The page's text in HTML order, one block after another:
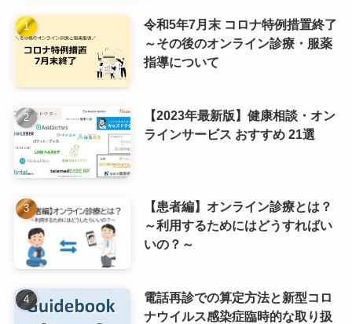
令和5年7月末 コロナ特例措置終了
～その後のオンライン診療・服薬
指導について
【2023年最新版】健康相談・オン
ラインサービス おすすめ 21選
【患者編】オンライン診療とは？
～利用するためにはどうすればい
いの？～
電話再診での算定方法と新型コロ
ナウイルス感染症臨時的な取り扱